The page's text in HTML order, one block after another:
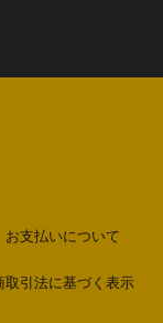
お支払いについて
取引法に基づく表示